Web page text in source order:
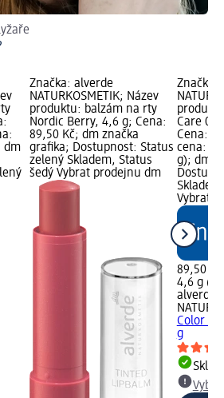
dm
Značka: alverde
NATURKOSMETIK; Název
produktu: balzám na rty
Nordic Berry, 4,6 g; Cena:
89,50 Kč; dm značka
grafika; Dostupnost: Status
zelený Skladem, Status
šedý Vybrat prodejnu dm
Značka:
Care 08
Cena:
cena:
g); dm
Vybrat
89,50 Kč
4,6 g
alverde
Color &
g